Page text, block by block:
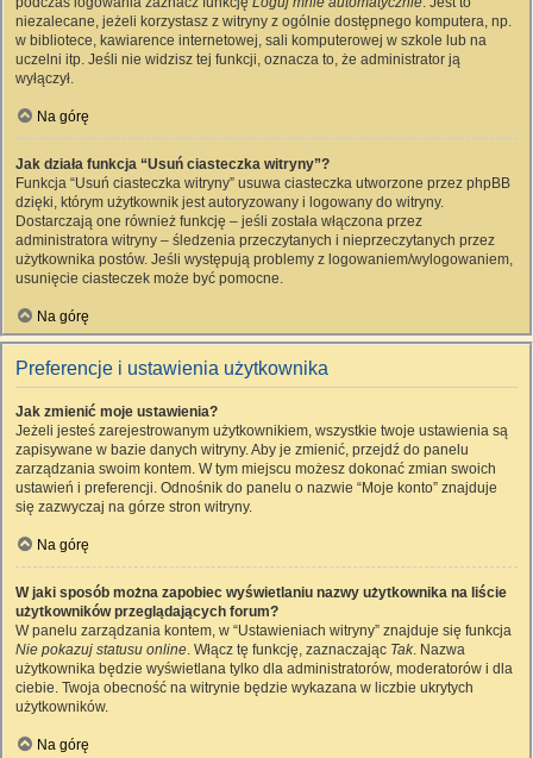
niezalecane, jeżeli korzystasz z witryny z ogólnie dostępnego komputera, np.
w bibliotece, kawiarence internetowej, sali komputerowej w szkole lub na
uczelni itp. Jeśli nie widzisz tej funkcji, oznacza to, że administrator ją
wyłączył.
Na górę
Jak działa funkcja “Usuń ciasteczka witryny”?
Funkcja “Usuń ciasteczka witryny” usuwa ciasteczka utworzone przez phpBB
dzięki, którym użytkownik jest autoryzowany i logowany do witryny.
Dostarczają one również funkcję – jeśli została włączona przez
administratora witryny – śledzenia przeczytanych i nieprzeczytanych przez
użytkownika postów. Jeśli występują problemy z logowaniem/wylogowaniem,
usunięcie ciasteczek może być pomocne.
Na górę
Preferencje i ustawienia użytkownika
Jak zmienić moje ustawienia?
Jeżeli jesteś zarejestrowanym użytkownikiem, wszystkie twoje ustawienia są
zapisywane w bazie danych witryny. Aby je zmienić, przejdź do panelu
zarządzania swoim kontem. W tym miejscu możesz dokonać zmian swoich
ustawień i preferencji. Odnośnik do panelu o nazwie “Moje konto” znajduje
się zazwyczaj na górze stron witryny.
Na górę
W jaki sposób można zapobiec wyświetlaniu nazwy użytkownika na liście
użytkowników przeglądających forum?
W panelu zarządzania kontem, w “Ustawieniach witryny” znajduje się funkcja
Nie pokazuj statusu online. Włącz tę funkcję, zaznaczając Tak. Nazwa
użytkownika będzie wyświetlana tylko dla administratorów, moderatorów i dla
ciebie. Twoja obecność na witrynie będzie wykazana w liczbie ukrytych
użytkowników.
Na górę